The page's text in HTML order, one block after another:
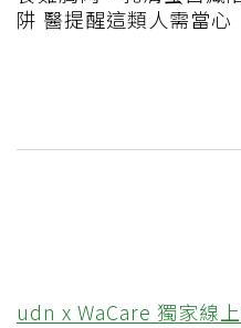
阱 醫提醒這類人需當心
udn x WaCare 獨家線